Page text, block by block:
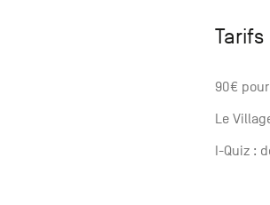
Tarifs
90€
Le
I-Quiz :